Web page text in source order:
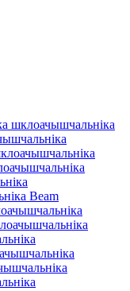
шклоачышчальніка
Beam